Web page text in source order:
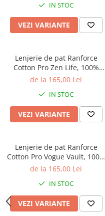
IN STOC
VEZI VARIANTE
Lenjerie de pat Ranforce
Cotton Pro Zen Life, 100%
bumbac, galben, imprimeu cu
de la 165,00 Lei
IN STOC
VEZI VARIANTE
Lenjerie de pat Ranforce
Cotton Pro Vogue Vault, 100%
bumbac, gri deschis,
de la 165,00 Lei
IN STOC
VEZI VARIANTE